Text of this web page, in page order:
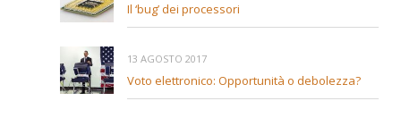
Il ‘bug’ dei processori
13 AGOSTO 2017
Voto elettronico: Opportunità o debolezza?